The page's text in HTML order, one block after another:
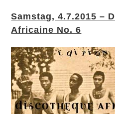
Samstag, 4.7.2015 –
Africaine No. 6